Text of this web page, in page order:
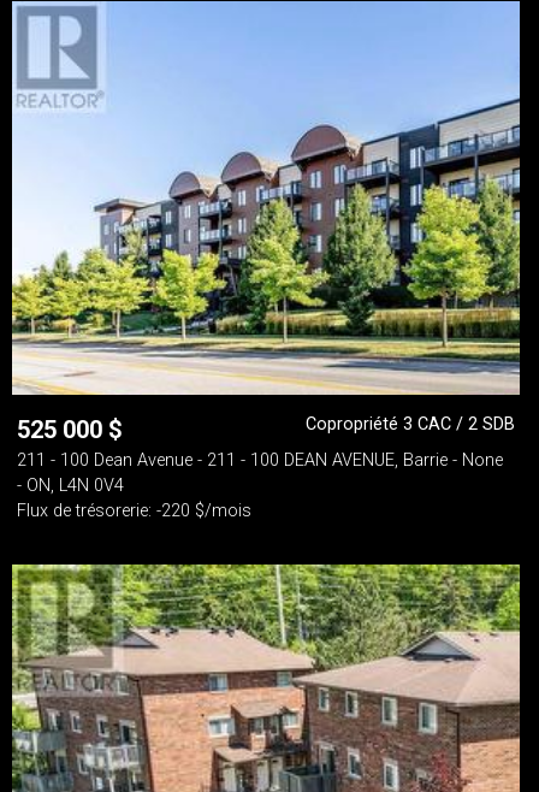
525 000 $
Copropriété 3 CAC / 2 SDB
211 - 100 Dean Avenue - 211 - 100 DEAN AVENUE, Barrie - None
- ON, L4N 0V4
Flux de trésorerie: -220 $/mois